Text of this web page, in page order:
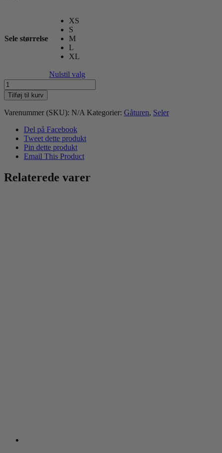
Sele størrelse
XS
S
M
L
XL
Nulstil valg
Non-
stop
Ramble
harness
Lilla
antal
Tilføj til kurv
Varenummer (SKU): N/A Kategorier: Gåturen, Seler
Del på Facebook
Tweet dette produkt
Pin dette produkt
Email This Product
Relaterede varer